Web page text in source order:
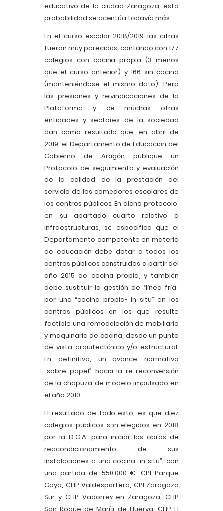
educativo de la ciudad Zaragoza, esta
probabilidad se acentúa todavía más.
En el curso escolar 2018/2019 las cifras
fueron muy parecidas, contando con 177
colegios con cocina propia (3 menos
que el curso anterior) y 166 sin cocina
(manteniéndose el mismo dato). Pero
las presiones y reivindicaciones de la
Plataforma y de muchas otras
entidades y sectores de la sociedad
dan como resultado que, en abril de
2019, el Departamento de Educación del
Gobierno de Aragón publique un
Protocolo de seguimiento y evaluación
de la calidad de la prestación del
servicio de los comedores escolares de
los centros públicos. En dicho protocolo,
en su apartado cuarto relativo a
infraestructuras, se especifica que el
Departamento competente en materia
de educación debe dotar a todos los
centros públicos construidos a partir del
año 2015 de cocina propia, y también
debe sustituir la gestión de “línea fría”
por una “cocina propia- in situ” en los
centros públicos en los que resulte
factible una remodelación de mobiliario
y maquinaria de cocina, desde un punto
de vista arquitectónico y/o estructural.
En definitiva, un avance normativo
“sobre papel” hacia la re-reconversión
de la chapuza de modelo impulsado en
el año 2010.
El resultado de todo esto, es que diez
colegios públicos son elegidos en 2018
por la D.G.A. para iniciar las obras de
reacondicionamiento de sus
instalaciones a una cocina “in situ”, con
una partida de 550.000 €: CPI Parque
Goya, CEIP Valdespartera, CPI Zaragoza
Sur y CEIP Vadorrey en Zaragoza, CEIP
San Roque de María de Huerva, CEIP El